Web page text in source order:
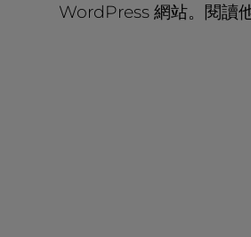
WordPress 網站。閱讀